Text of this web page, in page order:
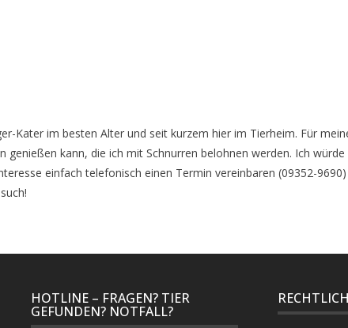
Kater im besten Alter und seit kurzem hier im Tierheim. Für
kann, die ich mit Schnurren belohnen werden. Ich
einfach telefonisch einen Termin vereinbaren (09352-
HOTLINE – FRAGEN? TIER
GEFUNDEN? NOTFALL?